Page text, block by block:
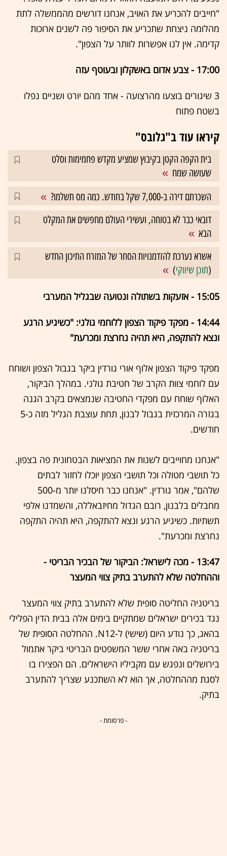
"חייבים להכריע את האויב, אנחנו דורשים מהממשלה לתת
מהלומה ניצחת שתכריע את הסיפור פה לשנים ארוכות
קדימה. אין לנו אפשרות לוותר על הצפון".
17:00 - צבע אדום באשקלון ובעוטף עזה
3 שיגורים בוצעו מהרצועה - אחד מהם יורט ושניים נפלו
בשטח פתוח
קיראו עוד ב"גלובס"
בית הקפה הקטן בקיבוץ שמציע מקדש פחמימות וסלט
שעושה שמח
השכרתם דירה ב-7,000 שקל בחודש. כמה מס תשלמו?
דובאי כבר לא בטוחה, ועשירי העולם מחפשים את המקלט
הבא
אשרא נערכת להזדמנויות הסחר של המזרח התיכון החדש
(תוכן שיווקי)
15:05 - אזעקות בשתולה ונטועה שבגליל המערבי
14:44 - מפקד פיקוד הצפון ללוחמי גולני: "כשיגיע הרגע
ונצא להתקפה, היא תהיה נחרצת ומכרעת"
מפקד פיקוד הצפון אלוף אורי גורדין ביקר בגבול הצפון ושוחח
עם לוחמי צוות הקרב של חטיבת גולני. במהלך הביקור,
האלוף שוחח עם מפקדי החטיבה שנמצאים בקרב הגנה
בגזרה המרכזית בגבול לבנון, תחת עוצבת הגליל מזה כ-5
חודשים.
"אנחנו מחוייבים לשנות את המציאות הבטחונית פה בצפון.
כל תושבי מטולה וכל תושבי הצפון יוכלו לחזור לבתים
שלהם", אמר גורדין. "אנחנו כבר חיסלנו יותר מ-500
מחבלים בלבנון, רובם הגדול מחיזבאללה, והשמדנו אלפי
תשתיות. כשיגיע הרגע ונצא להתקפה, היא תהיה התקפה
נחרצת ומכרעת".
13:47 - מכה לישראל: הביקור של הבכיר הבריטי -
וההחלטה שלא להתערב בתיק צווי המעצר
בריטניה החליטה סופית שלא להתערב בתיק צווי המעצר
נגד בכירים ישראלים שמתקיים בימים אלה בבית הדין הפלילי
בהאג, כך נודע היום (שישי) ל-N12. ההחלטה הסופית של
בריטניה באה אחרי ששר המשפטים הבריטי ביקר אתמול
בירושלים ונפגש עם מקביליו הישראלים. הם הפצירו בו
לסגת מההחלטה, אך הוא לא השתכנע שצריך להתערב
בתיק.
- פרסומת -